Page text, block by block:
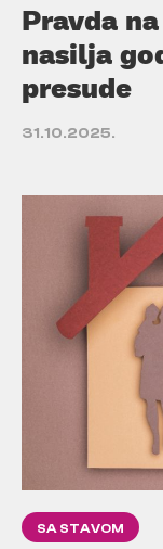
Pravda
nasilja
presude
31.10.2025.
SA STAVOM